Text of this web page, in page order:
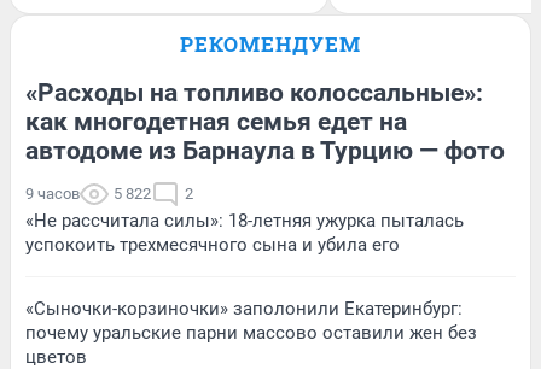
РЕКОМЕНДУЕМ
«Расходы на топливо колоссальные»:
как многодетная семья едет на
автодоме из Барнаула в Турцию — фото
9 часов 5 822 2
«Не рассчитала силы»: 18-летняя ужурка пыталась
успокоить трехмесячного сына и убила его
«Сыночки-корзиночки» заполонили Екатеринбург:
почему уральские парни массово оставили жен без
цветов